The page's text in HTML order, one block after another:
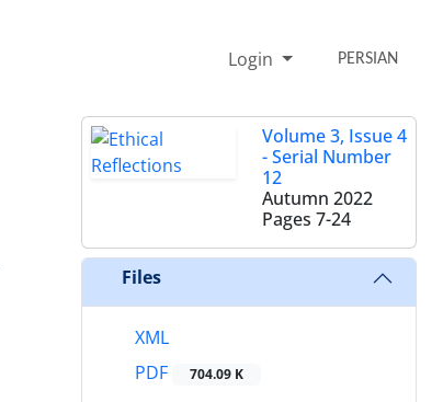
Login PERSIAN
Volume 3, Issue 4
- Serial Number
12
Autumn 2022
Pages 7-24
Files
XML
PDF
704.09 K